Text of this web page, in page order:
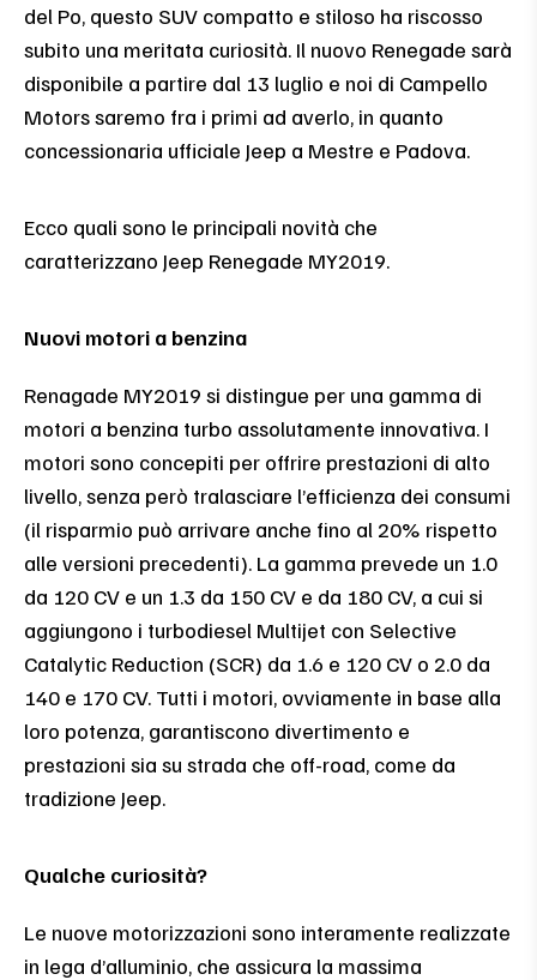
del Po, questo SUV compatto e stiloso ha riscosso
subito una meritata curiosità. Il nuovo Renegade sarà
disponibile a partire dal 13 luglio e noi di Campello
Motors saremo fra i primi ad averlo, in quanto
concessionaria ufficiale Jeep a Mestre e Padova.
Ecco quali sono le principali novità che
caratterizzano Jeep Renegade MY2019.
Nuovi motori a benzina
Renagade MY2019 si distingue per una gamma di
motori a benzina turbo assolutamente innovativa. I
motori sono concepiti per offrire prestazioni di alto
livello, senza però tralasciare l’efficienza dei consumi
(il risparmio può arrivare anche fino al 20% rispetto
alle versioni precedenti). La gamma prevede un 1.0
da 120 CV e un 1.3 da 150 CV e da 180 CV, a cui si
aggiungono i turbodiesel Multijet con Selective
Catalytic Reduction (SCR) da 1.6 e 120 CV o 2.0 da
140 e 170 CV. Tutti i motori, ovviamente in base alla
loro potenza, garantiscono divertimento e
prestazioni sia su strada che off-road, come da
tradizione Jeep.
Qualche curiosità?
Le nuove motorizzazioni sono interamente realizzate
in lega d’alluminio, che assicura la massima